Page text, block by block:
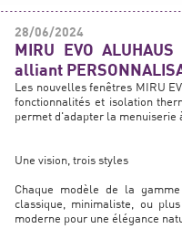
28/06/2024
MIRU EVO
alliant
Les nouvelles fenêtres MIRU
fonctionnalités et isolation
permet d'adapter la menuiserie
Une vision, trois styles
Chaque modèle de la
classique, minimaliste, ou
moderne pour une élégance